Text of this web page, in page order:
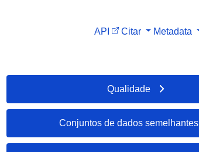
API Citar Metadata
Qualidade
Conjuntos de dados semelhantes